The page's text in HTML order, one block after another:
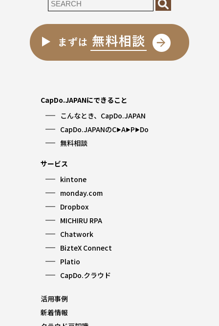
CapDo.JAPANにできること
こんなとき、CapDo.JAPAN
CapDo.JAPANのC▶︎A▶︎P▶︎Do
無料相談
サービス
kintone
monday.com
Dropbox
MICHIRU RPA
Chatwork
BizteX Connect
Platio
CapDo.クラウド
活用事例
新着情報